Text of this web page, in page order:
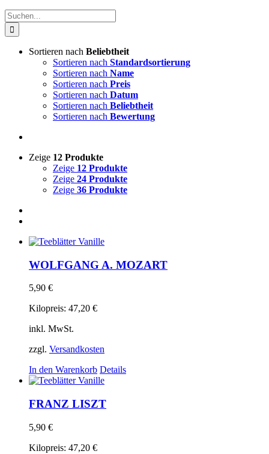
Suche
nach:
Sortieren nach Beliebtheit
Sortieren nach Standardsortierung
Sortieren nach Name
Sortieren nach Preis
Sortieren nach Datum
Sortieren nach Beliebtheit
Sortieren nach Bewertung
Zeige 12 Produkte
Zeige 12 Produkte
Zeige 24 Produkte
Zeige 36 Produkte
WOLFGANG A. MOZART
5,90 €
Kilopreis: 47,20 €
inkl. MwSt.
zzgl. Versandkosten
In den Warenkorb Details
FRANZ LISZT
5,90 €
Kilopreis: 47,20 €